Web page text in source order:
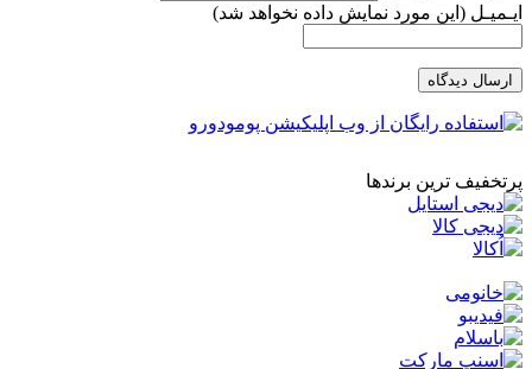
ایـمیـل (این مورد نمایش داده نخواهد شد)
ارسال دیدگاه
پرتخفیف ترین برندها